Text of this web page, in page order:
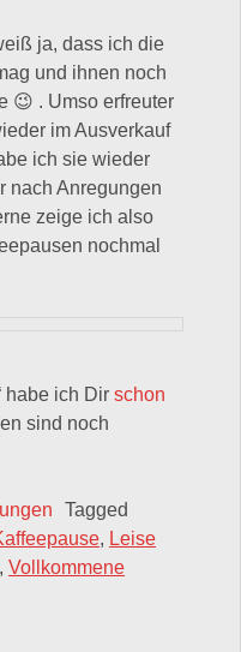
ja, dass ich die
und ihnen noch
😉 . Umso erfreuter
im Ausverkauf
ich sie wieder
nach Anregungen
zeige ich also
nochmal
habe ich Dir schon
sind noch
ich schon die neuen
Tagged
, Leise
, Vollkommene